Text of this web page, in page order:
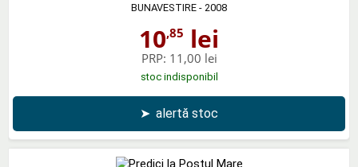
BUNAVESTIRE - 2008
10,85 lei
PRP: 11,00 lei
stoc indisponibil
➤ alertă stoc